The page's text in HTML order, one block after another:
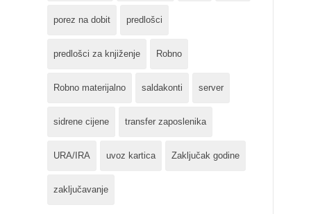
porez na dobit predlošci
predlošci za knjiženje Robno
Robno materijalno saldakonti server
sidrene cijene transfer zaposlenika
URA/IRA uvoz kartica Zaključak godine
zaključavanje